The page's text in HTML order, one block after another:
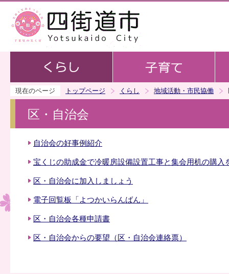
現在のページ トップページ くらし 地域活動・市民協働
区・自治会
自治会の好事例紹介
宝くじの助成金で冷暖房設備設置工事と集会用机の購入
区・自治会に加入しましょう
電子回覧板「よつかいらんばん」
区・自治会各種申請書
区・自治会からの要望（区・自治会連絡票）